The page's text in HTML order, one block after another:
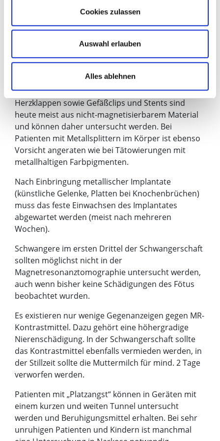
Cookies zulassen
Auswahl erlauben
Alles ablehnen
Risiken und Gegenanzeigen
Wegen des starken Magenetfeldes dürfen
Patienten, die ein medizinisches Gerät im Körper
tragen (z.B. Herzschrittmacher, Defibrillator,
Cochleaimplantat), in der Regel nicht im MRT
untersucht werden. Die modernen künstlichen
Herzklappen sowie Gefäßclips und Stents sind
heute meist aus nicht-magnetisierbarem Material
und können daher untersucht werden. Bei
Patienten mit Metallsplittern im Körper ist ebenso
Vorsicht angeraten wie bei Tätowierungen mit
metallhaltigen Farbpigmenten.
Nach Einbringung metallischer Implantate
(künstliche Gelenke, Platten bei Knochenbrüchen)
muss das feste Einwachsen des Implantates
abgewartet werden (meist nach mehreren
Wochen).
Schwangere im ersten Drittel der Schwangerschaft
sollten möglichst nicht in der
Magnetresonanztomographie untersucht werden,
auch wenn bisher keine Schädigungen des Fötus
beobachtet wurden.
Es existieren nur wenige Gegenanzeigen gegen MR-
Kontrastmittel. Dazu gehört eine höhergradige
Nierenschädigung. In der Schwangerschaft sollte
das Kontrastmittel ebenfalls vermieden werden, in
der Stillzeit sollte die Muttermilch für mind. 2 Tage
verworfen werden.
Patienten mit „Platzangst“ können in Geräten mit
einem kurzen und weiten Tunnel untersucht
werden und Beruhigungsmittel erhalten. Bei sehr
unruhigen Patienten und Kindern ist manchmal